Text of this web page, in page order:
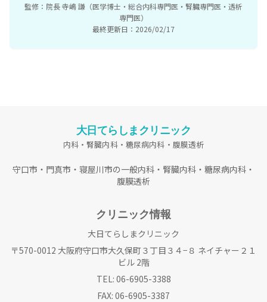
予約
監修：院長 寺嶋 謙（医学博士・総合内科専門医・腎臓専門医・透析
専門医）
最終更新日：2026/02/17
大日てらしまクリニック
守口市・門真市・寝屋川市の一般内科・腎臓内科・糖尿病内科・
腹膜透析
クリニック情報
大日てらしまクリニック
〒570-0012 大阪府守口市大久保町３丁目３４−８ ネイチャー２１
ビル 2階
TEL: 06-6905-3388
FAX: 06-6905-3387